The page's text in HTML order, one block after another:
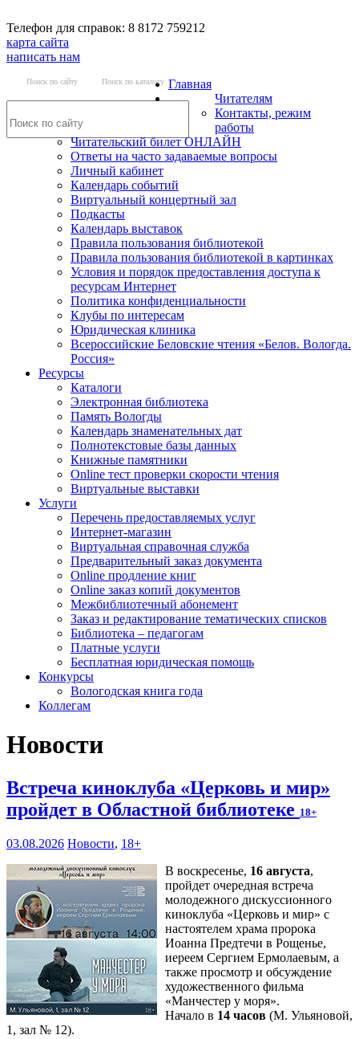
Телефон для справок: 8 8172 759212
карта сайта
написать нам
Поиск по сайту Поиск по каталогу Главная
Читателям
Контакты, режим
работы
Читательский билет ОНЛАЙН
Ответы на часто задаваемые вопросы
Личный кабинет
Календарь событий
Виртуальный концертный зал
Подкасты
Календарь выставок
Правила пользования библиотекой
Правила пользования библиотекой в картинках
Условия и порядок предоставления доступа к
ресурсам Интернет
Политика конфиденциальности
Клубы по интересам
Юридическая клиника
Всероссийские Беловские чтения «Белов. Вологда.
Россия»
Ресурсы
Каталоги
Электронная библиотека
Память Вологды
Календарь знаменательных дат
Полнотекстовые базы данных
Книжные памятники
Online тест проверки скорости чтения
Виртуальные выставки
Услуги
Перечень предоставляемых услуг
Интернет-магазин
Виртуальная справочная служба
Предварительный заказ документа
Online продление книг
Online заказ копий документов
Межбиблиотечный абонемент
Заказ и редактирование тематических списков
Библиотека – педагогам
Платные услуги
Бесплатная юридическая помощь
Конкурсы
Вологодская книга года
Коллегам
Новости
Встреча киноклуба «Церковь и мир»
пройдет в Областной библиотеке 18+
03.08.2026 Новости, 18+
В воскресенье, 16 августа,
пройдет очередная встреча
молодежного дискуссионного
киноклуба «Церковь и мир» с
настоятелем храма пророка
Иоанна Предтечи в Рощенье,
иереем Сергием Ермолаевым, а
также просмотр и обсуждение
художественного фильма
«Манчестер у моря».
Начало в 14 часов (М. Ульяновой,
1, зал № 12).